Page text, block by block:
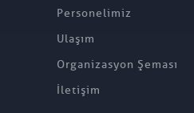
Personelimiz
Ulaşım
Organizasyon Şeması
İletişim